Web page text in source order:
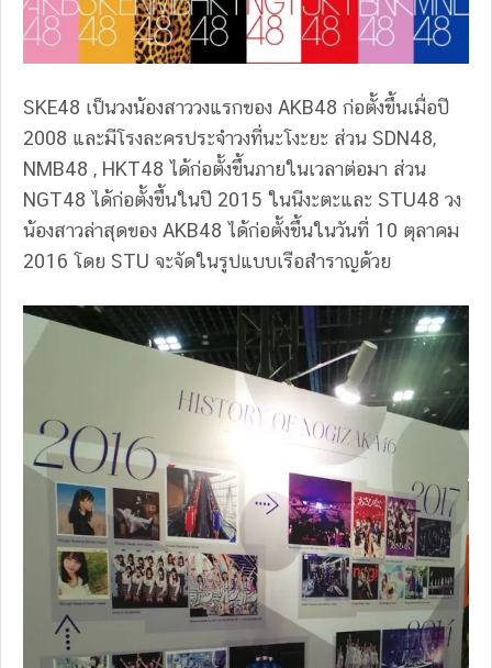
SKE48 เป็นวงน้องสาววงแรกของ AKB48 ก่อตั้งขึ้นเมื่อปี
2008 และมีโรงละครประจำวงที่นะโงะยะ ส่วน SDN48,
NMB48 , HKT48 ได้ก่อตั้งขึ้นภายในเวลาต่อมา ส่วน
NGT48 ได้ก่อตั้งขึ้นในปี 2015 ในนีงะตะและ STU48 วง
น้องสาวล่าสุดของ AKB48 ได้ก่อตั้งขึ้นในวันที่ 10 ตุลาคม
2016 โดย STU จะจัดในรูปแบบเรือสำราญด้วย